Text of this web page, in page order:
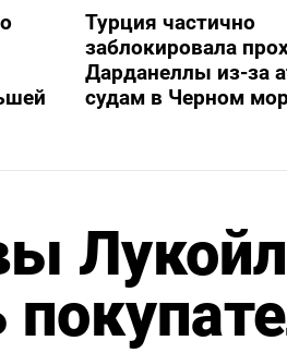
Турция частично
заблокировала
Дарданеллы из-за
судам в Черном